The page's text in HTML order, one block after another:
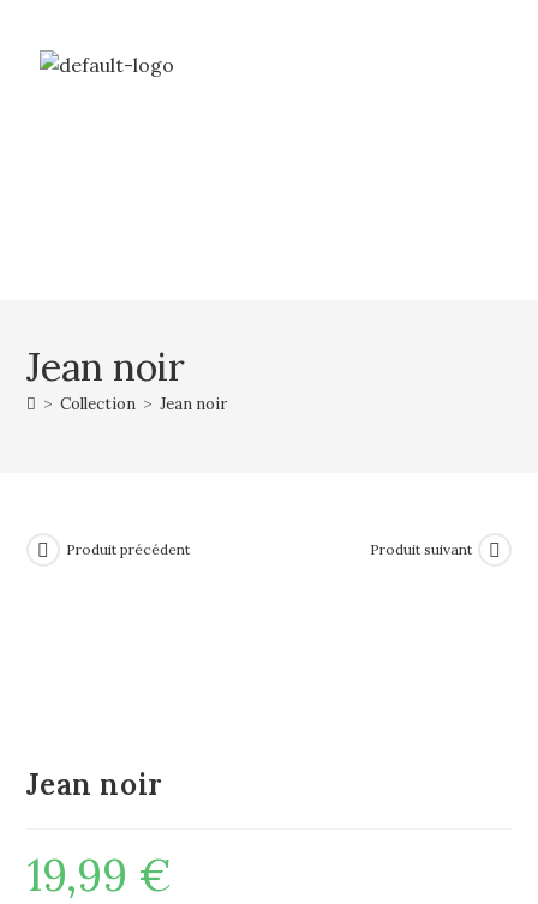
Jean noir
> Collection > Jean noir
Produit précédent Produit suivant
Jean noir
19,99 €